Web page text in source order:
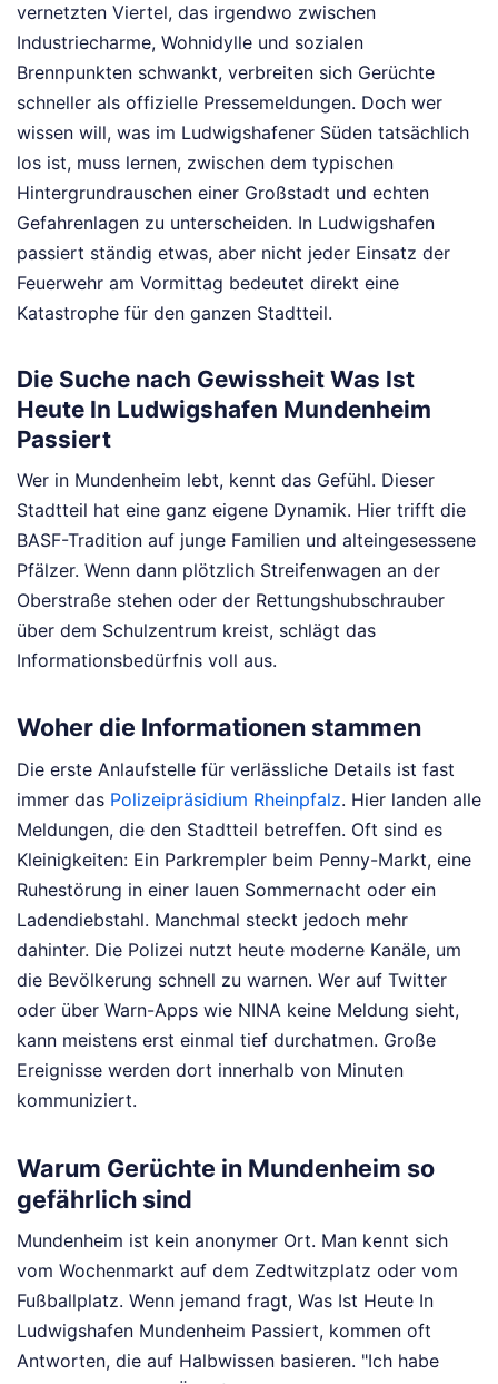
vernetzten Viertel, das irgendwo zwischen
Industriecharme, Wohnidylle und sozialen
Brennpunkten schwankt, verbreiten sich Gerüchte
schneller als offizielle Pressemeldungen. Doch wer
wissen will, was im Ludwigshafener Süden tatsächlich
los ist, muss lernen, zwischen dem typischen
Hintergrundrauschen einer Großstadt und echten
Gefahrenlagen zu unterscheiden. In Ludwigshafen
passiert ständig etwas, aber nicht jeder Einsatz der
Feuerwehr am Vormittag bedeutet direkt eine
Katastrophe für den ganzen Stadtteil.
Die Suche nach Gewissheit Was Ist
Heute In Ludwigshafen Mundenheim
Passiert
Wer in Mundenheim lebt, kennt das Gefühl. Dieser
Stadtteil hat eine ganz eigene Dynamik. Hier trifft die
BASF-Tradition auf junge Familien und alteingesessene
Pfälzer. Wenn dann plötzlich Streifenwagen an der
Oberstraße stehen oder der Rettungshubschrauber
über dem Schulzentrum kreist, schlägt das
Informationsbedürfnis voll aus.
Woher die Informationen stammen
Die erste Anlaufstelle für verlässliche Details ist fast
immer das Polizeipräsidium Rheinpfalz. Hier landen alle
Meldungen, die den Stadtteil betreffen. Oft sind es
Kleinigkeiten: Ein Parkrempler beim Penny-Markt, eine
Ruhestörung in einer lauen Sommernacht oder ein
Ladendiebstahl. Manchmal steckt jedoch mehr
dahinter. Die Polizei nutzt heute moderne Kanäle, um
die Bevölkerung schnell zu warnen. Wer auf Twitter
oder über Warn-Apps wie NINA keine Meldung sieht,
kann meistens erst einmal tief durchatmen. Große
Ereignisse werden dort innerhalb von Minuten
kommuniziert.
Warum Gerüchte in Mundenheim so
gefährlich sind
Mundenheim ist kein anonymer Ort. Man kennt sich
vom Wochenmarkt auf dem Zedtwitzplatz oder vom
Fußballplatz. Wenn jemand fragt, Was Ist Heute In
Ludwigshafen Mundenheim Passiert, kommen oft
Antworten, die auf Halbwissen basieren. "Ich habe